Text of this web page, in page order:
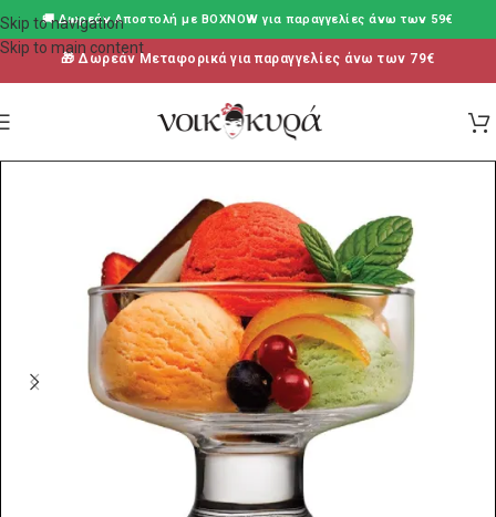
Skip to navigation
Skip to main content
🚚 Δωρεάν Aποστολή με BOXNOW για παραγγελίες άνω των 59€
🎁 Δωρεάν Μεταφορικά για παραγγελίες άνω των 79€